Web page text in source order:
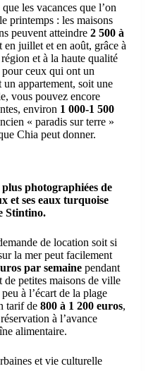
les vacances que l’on
printemps : les maisons
peuvent atteindre 2 500 à
en juillet et en août, grâce à
et à la haute qualité
pour ceux qui ont un
appartement, soit une
vous pouvez encore
environ 1 000-1 500
« paradis sur terre »
Chia peut donner.
plus photographiées de
et ses eaux turquoise
Stintino.
de location soit si
la mer peut facilement
par semaine pendant
petites maisons de ville
à l’écart de la plage
tarif de 800 à 1 200 euros,
à l’avance
alimentaire.
et vie culturelle